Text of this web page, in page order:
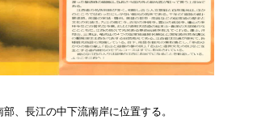
、長江の中下流南岸に位置する。